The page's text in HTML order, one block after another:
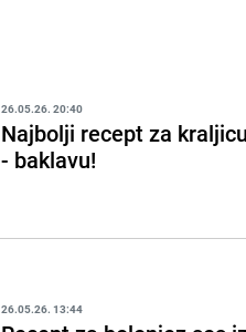
26.05.26. 20:40
Najbolji recept za
- baklavu!
26.05.26. 13:44